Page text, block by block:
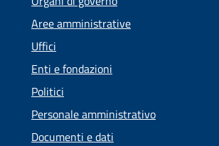
Aree amministrative
Uffici
Enti e fondazioni
Politici
Personale amministrativo
Documenti e dati